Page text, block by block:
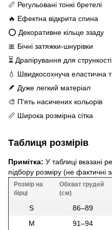
📏 Регульовані тонкі бретелі
🔥 Ефектна відкрита спина
⭕ Декоративне кільце ззаду
🎀 Бічні затяжки-шнурівки
⏳ Драпірування для стрункості
💧 Швидкосохнуча еластична
🪶 Дуже легкий матеріал
🎨 П'ять насичених кольорів
📏 Широка розмірна сітка
Таблиця розмірів
Примітка: У таблиці вказані
підбору розміру (не фактичні
Розмір на
бірці
Обхват грудей
(см)
S 86–89
M
91–94